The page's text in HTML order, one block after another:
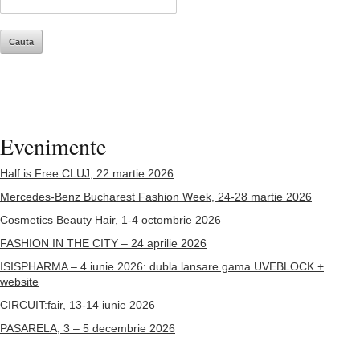
Evenimente
Half is Free CLUJ, 22 martie 2026
Mercedes-Benz Bucharest Fashion Week, 24-28 martie 2026
Cosmetics Beauty Hair, 1-4 octombrie 2026
FASHION IN THE CITY – 24 aprilie 2026
ISISPHARMA – 4 iunie 2026: dubla lansare gama UVEBLOCK +
website
CIRCUIT:fair, 13-14 iunie 2026
PASARELA, 3 – 5 decembrie 2026